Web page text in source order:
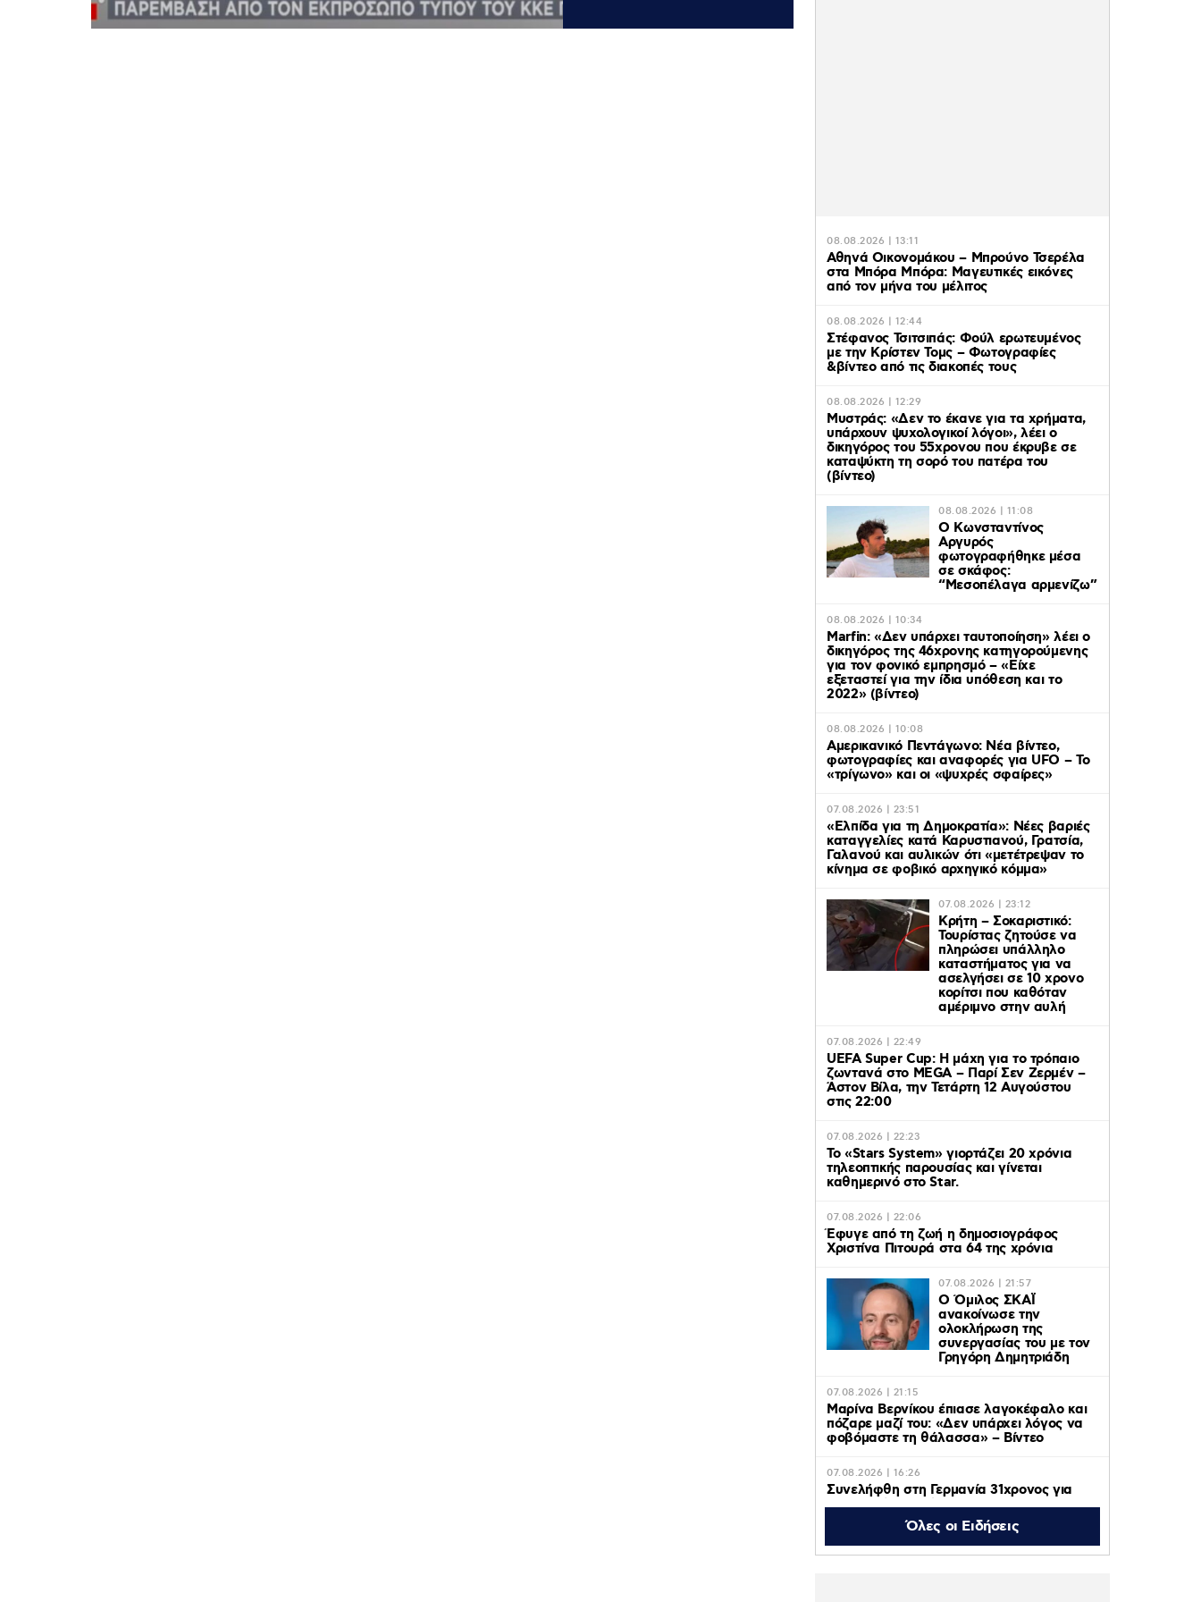
08.08.2026 | 13:11
Αθηνά Οικονομάκου – Μπρούνο Τσερέλα
στα Μπόρα Μπόρα: Mαγευτικές εικόνες
από τον μήνα του μέλιτος
08.08.2026 | 12:44
Στέφανος Τσιτσιπάς: Φούλ ερωτευμένος
με την Κρίστεν Τομς – Φωτογραφίες
&βίντεο από τις διακοπές τους
08.08.2026 | 12:29
Μυστράς: «Δεν το έκανε για τα χρήματα,
υπάρχουν ψυχολογικοί λόγοι», λέει ο
δικηγόρος του 55χρονου που έκρυβε σε
καταψύκτη τη σορό του πατέρα του
(βίντεο)
08.08.2026 | 11:08
Ο Κωνσταντίνος
Αργυρός
φωτογραφήθηκε μέσα
σε σκάφος:
“Μεσοπέλαγα αρμενίζω”
08.08.2026 | 10:34
Marfin: «Δεν υπάρχει ταυτοποίηση» λέει ο
δικηγόρος της 46χρονης κατηγορούμενης
για τον φονικό εμπρησμό – «Είχε
εξεταστεί για την ίδια υπόθεση και το
2022» (βίντεο)
08.08.2026 | 10:08
Αμερικανικό Πεντάγωνο: Νέα βίντεο,
φωτογραφίες και αναφορές για UFO – Το
«τρίγωνο» και οι «ψυχρές σφαίρες»
07.08.2026 | 23:51
«Ελπίδα για τη Δημοκρατία»: Νέες βαριές
καταγγελίες κατά Καρυστιανού, Γρατσία,
Γαλανού και αυλικών ότι «μετέτρεψαν το
κίνημα σε φοβικό αρχηγικό κόμμα»
07.08.2026 | 23:12
Κρήτη – Σοκαριστικό:
Τουρίστας ζητούσε να
πληρώσει υπάλληλο
καταστήματος για να
ασελγήσει σε 10 χρονο
κορίτσι που καθόταν
αμέριμνο στην αυλή
07.08.2026 | 22:49
UEFA Super Cup: Η μάχη για το τρόπαιο
ζωντανά στο MEGA – Παρί Σεν Ζερμέν –
Άστον Βίλα, την Τετάρτη 12 Αυγούστου
στις 22:00
07.08.2026 | 22:23
Το «Stars System» γιορτάζει 20 χρόνια
τηλεοπτικής παρουσίας και γίνεται
καθημερινό στο Star.
07.08.2026 | 22:06
Έφυγε από τη ζωή η δημοσιογράφος
Χριστίνα Πιτουρά στα 64 της χρόνια
07.08.2026 | 21:57
Ο Όμιλος ΣΚΑΪ
ανακοίνωσε την
ολοκλήρωση της
συνεργασίας του με τον
Γρηγόρη Δημητριάδη
07.08.2026 | 21:15
Μαρίνα Βερνίκου έπιασε λαγοκέφαλο και
πόζαρε μαζί του: «Δεν υπάρχει λόγος να
φοβόμαστε τη θάλασσα» – Βίντεο
07.08.2026 | 16:26
Συνελήφθη στη Γερμανία 31χρονος για
δολοφονίες μελών της Greek Mafia,
κατηγορείται και για την εκτέλεση με 97
σφαίρες του Βαγγέλη Ζαμπούνη
Όλες οι Ειδήσεις